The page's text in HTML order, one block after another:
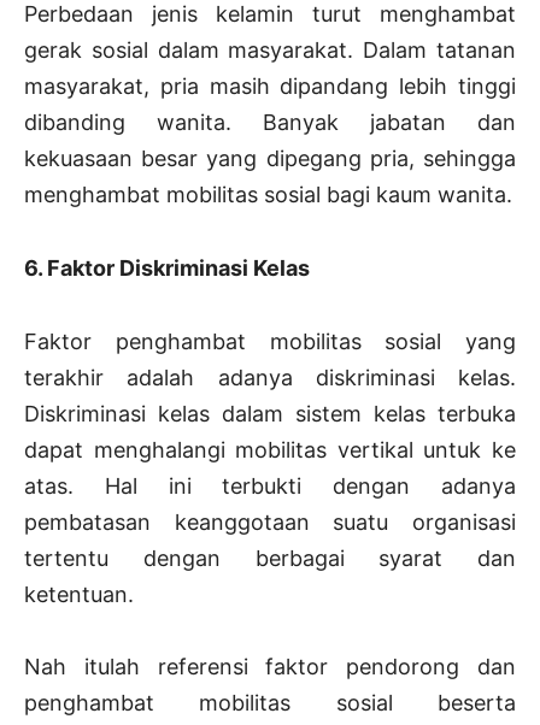
Perbedaan jenis kelamin turut menghambat
gerak sosial dalam masyarakat. Dalam tatanan
masyarakat, pria masih dipandang lebih tinggi
dibanding wanita. Banyak jabatan dan
kekuasaan besar yang dipegang pria, sehingga
menghambat mobilitas sosial bagi kaum wanita.
6. Faktor Diskriminasi Kelas
Faktor penghambat mobilitas sosial yang
terakhir adalah adanya diskriminasi kelas.
Diskriminasi kelas dalam sistem kelas terbuka
dapat menghalangi mobilitas vertikal untuk ke
atas. Hal ini terbukti dengan adanya
pembatasan keanggotaan suatu organisasi
tertentu dengan berbagai syarat dan
ketentuan.
Nah itulah referensi faktor pendorong dan
penghambat mobilitas sosial beserta